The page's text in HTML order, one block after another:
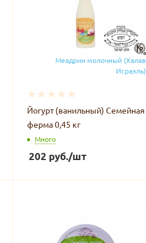
Меадрин молочный (Халав
Исраэль)
Йогурт (ванильный) Семейная
ферма 0,45 кг
Много
202 руб./шт